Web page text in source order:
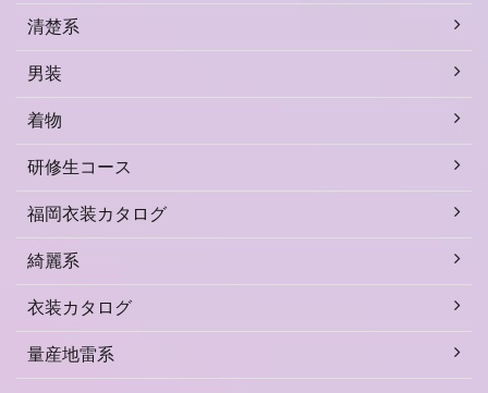
清楚系
男装
着物
研修生コース
福岡衣装カタログ
綺麗系
衣装カタログ
量産地雷系